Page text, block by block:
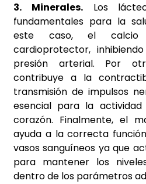
3. Minerales.Los
fundamentales para la
este caso, el
cardioprotector,
presión arterial. Por
contribuye a la
transmisión de impulsos
esencial para la
corazón. Finalmente, el
ayuda a la correcta
vasos sanguíneos ya que
para mantener los
dentro de los parámetros